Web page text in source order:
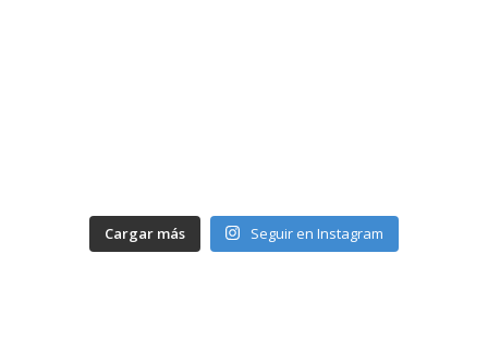
Cargar más Seguir en Instagram